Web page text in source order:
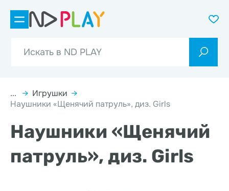
... → Игрушки →
Наушники «Щенячий патруль», диз. Girls
Наушники «Щенячий
патруль», диз. Girls